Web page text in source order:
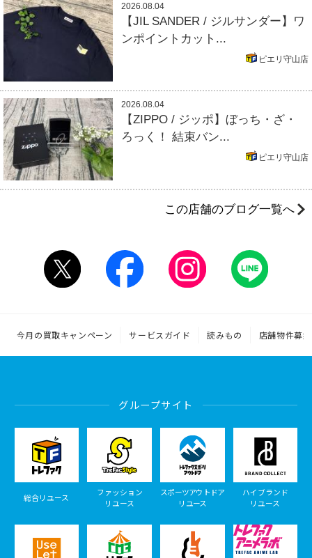
2026.08.04
【JIL SANDER / ジルサンダー】ワ
ンポイントカット...
ピエリ守山店
2026.08.04
【ZIPPO / ジッポ】ぼっち・ざ・
ろっく！ 結束バン...
ピエリ守山店
この店舗のブログ一覧へ
今月の買取キャンペーン サービスガイド 読みもの 店舗物件募集
グループサイト
総合リユース
ファッション
リユース
スポーツアウトドア
リユース
ハイブランド
リユース